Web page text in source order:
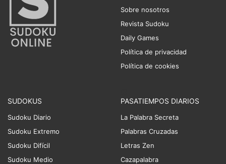
Sobre nosotros
Revista Sudoku
Daily Games
Política de privacidad
Política de cookies
SUDOKUS
Sudoku Diario
Sudoku Extremo
Sudoku Difícil
Sudoku Medio
PASATIEMPOS DIARIOS
La Palabra Secreta
Palabras Cruzadas
Letras Zen
Cazapalabra